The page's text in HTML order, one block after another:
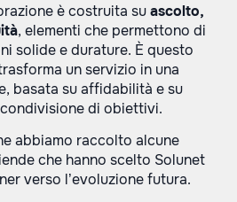
è costruita suascolto,
, elementi che permettono di
solide e durature. È questo
un servizio in una
basata su affidabilità e su
condivisione di obiettivi.
abbiamo raccolto alcune
che hanno scelto Solunet
verso l’evoluzione futura.